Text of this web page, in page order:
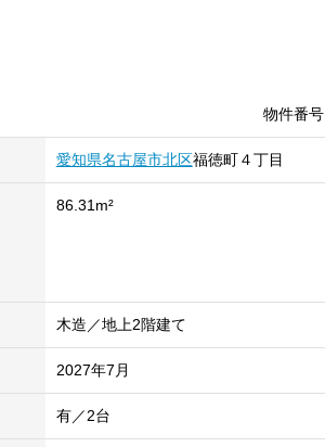
物件番号
愛知県名古屋市北区福徳町４丁目
86.31m²
木造／地上2階建て
2027年7月
有／2台